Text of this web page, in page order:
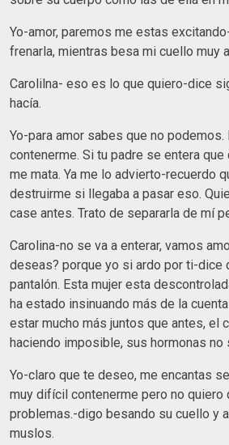
Yo-amor, paremos me estas
frenarla, mientras besa mi cuello muy
Carolilna- eso es lo que quiero-dice
hacía.
Yo-para amor sabes que no
contenerme. Si tu padre se entera
me mata. Ya me lo advierto-recuerdo
destruirme si llegaba a pasar eso.
case antes. Trato de separarla de mí
Carolina-no se va a enterar, vamos
deseas? porque yo si ardo por ti-dice
pantalón. Esta mujer esta
ha estado insinuando más de la
estar mucho más juntos que antes, el
haciendo imposible, sus hormonas no
Yo-claro que te deseo, me encantas
muy difícil contenerme pero no quiero
problemas.-digo besando su cuello y
muslos.